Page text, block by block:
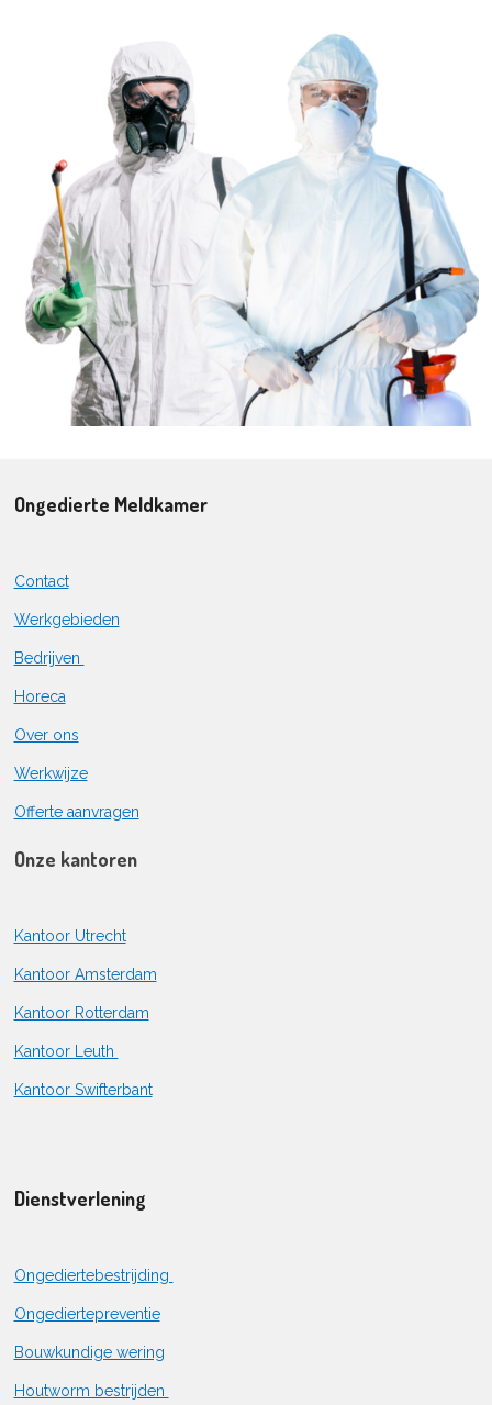
Ongedierte Meldkamer
Contact
Werkgebieden
Bedrijven
Horeca
Over ons
Werkwijze
Offerte aanvragen
Onze kantoren
Kantoor Utrecht
Kantoor Amsterdam
Kantoor Rotterdam
Kantoor Leuth
Kantoor Swifterbant
Dienstverlening
Ongediertebestrijding
Ongediertepreventie
Bouwkundige wering
Houtworm bestrijden